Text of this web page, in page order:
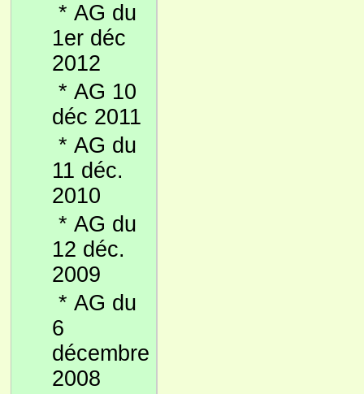
* AG du
1er déc
2012
* AG 10
déc 2011
* AG du
11 déc.
2010
* AG du
12 déc.
2009
* AG du
6
décembre
2008